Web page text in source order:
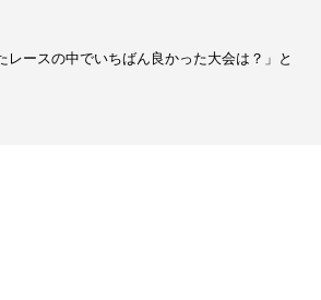
ースの中でいちばん良かった大会は？」と